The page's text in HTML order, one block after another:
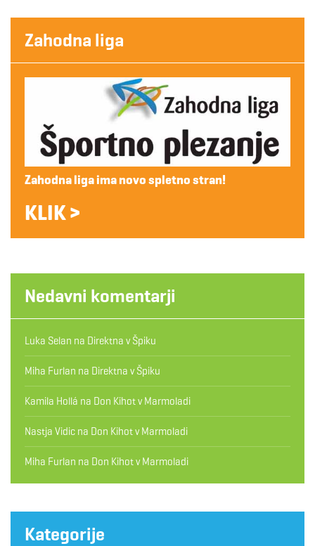
Zahodna liga
Zahodna liga ima novo spletno stran!
KLIK >
Nedavni komentarji
Luka Selan na Direktna v Špiku
Miha Furlan na Direktna v Špiku
Kamila Hollá na Don Kihot v Marmoladi
Nastja Vidic na Don Kihot v Marmoladi
Miha Furlan na Don Kihot v Marmoladi
Kategorije